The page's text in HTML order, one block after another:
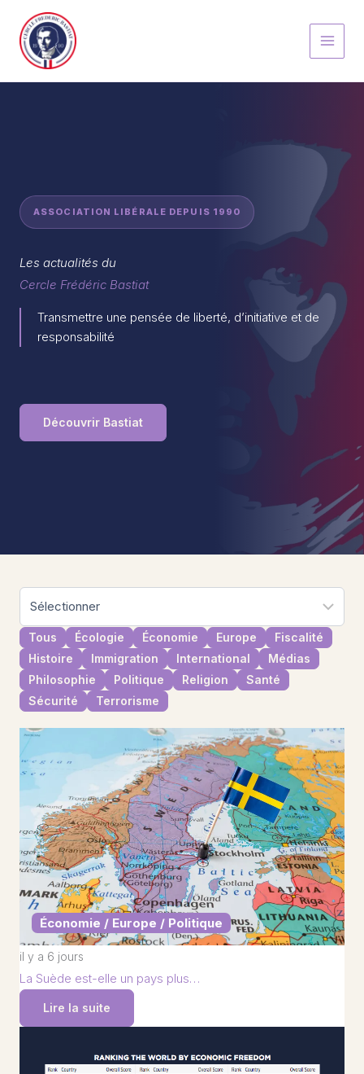
contenu
ASSOCIATION LIBÉRALE DEPUIS 1990
Les actualités du
Cercle Frédéric Bastiat
Transmettre une pensée de liberté, d’initiative et de
responsabilité
Découvrir Bastiat
Tous Écologie Économie Europe
Fiscalité
Histoire
Immigration International
Médias
Philosophie
Politique Religion
Santé
Sécurité
Terrorisme
Économie / Europe / Politique
il y a 6 jours
La Suède est-elle un pays plus…
Lire la suite